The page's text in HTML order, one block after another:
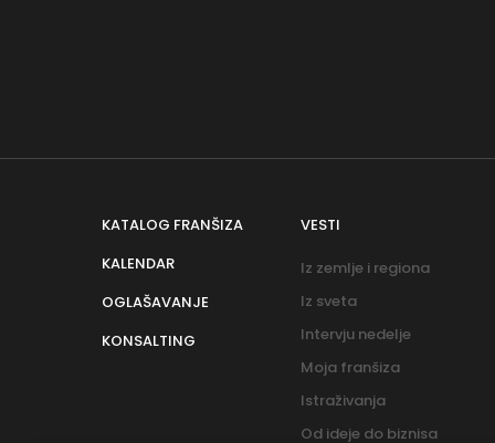
KATALOG FRANŠIZA
KALENDAR
OGLAŠAVANJE
KONSALTING
VESTI
Iz zemlje i regiona
Iz sveta
Intervju nedelje
Moja franšiza
Istraživanja
Od ideje do biznisa